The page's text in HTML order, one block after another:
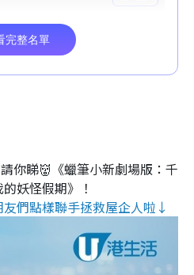
你睇👹《蠟筆小新劇場版：千
妖怪假期》！
們點樣聯手拯救屋企人啦↓